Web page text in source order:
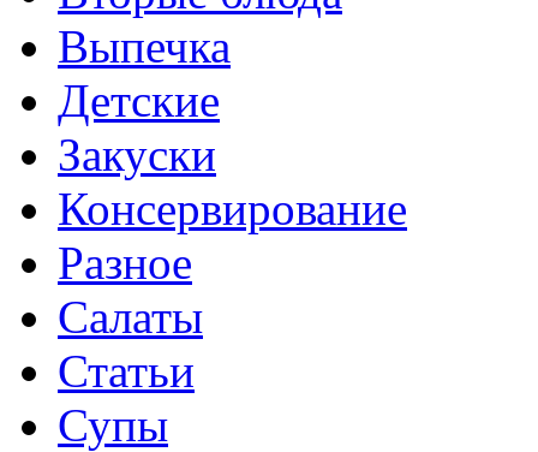
Выпечка
Детские
Закуски
Консервирование
Разное
Салаты
Статьи
Супы